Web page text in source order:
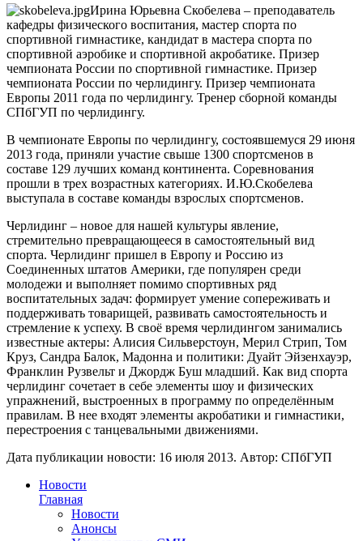
Ирина Юрьевна Скобелева – преподаватель
кафедры физического воспитания, мастер спорта по
спортивной гимнастике, кандидат в мастера спорта по
спортивной аэробике и спортивной акробатике. Призер
чемпионата России по спортивной гимнастике. Призер
чемпионата России по черлидингу. Призер чемпионата
Европы 2011 года по черлидингу. Тренер сборной команды
СПбГУП по черлидингу.
В чемпионате Европы по черлидингу, состоявшемуся 29 июня
2013 года, приняли участие свыше 1300 спортсменов в
составе 129 лучших команд континента. Соревнования
прошли в трех возрастных категориях. И.Ю.Скобелева
выступала в составе команды взрослых спортсменов.
Черлидинг – новое для нашей культуры явление,
стремительно превращающееся в самостоятельный вид
спорта. Черлидинг пришел в Европу и Россию из
Соединенных штатов Америки, где популярен среди
молодежи и выполняет помимо спортивных ряд
воспитательных задач: формирует умение сопереживать и
поддерживать товарищей, развивать самостоятельность и
стремление к успеху. В своё время черлидингом занимались
известные актеры: Алисия Сильверстоун, Мерил Стрип, Том
Круз, Сандра Балок, Мадонна и политики: Дуайт Эйзенхауэр,
Франклин Рузвельт и Джордж Буш младший. Как вид спорта
черлидинг сочетает в себе элементы шоу и физических
упражнений, выстроенных в программу по определённым
правилам. В нее входят элементы акробатики и гимнастики,
перестроения с танцевальными движениями.
Дата публикации новости: 16 июля 2013. Автор: СПбГУП
Новости
Главная
Новости
Анонсы